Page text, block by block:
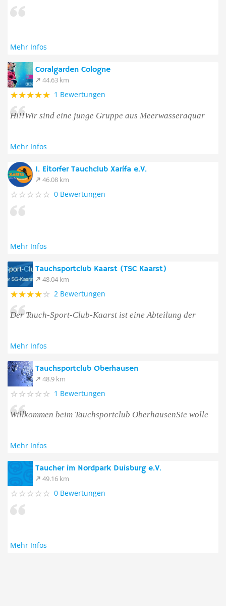
Mehr Infos
Coralgarden Cologne
44.63 km
1 Bewertungen
Hi!!Wir sind eine junge Gruppe aus Meerwasseraquar
Mehr Infos
1. Eitorfer Tauchclub Xarifa e.V.
46.08 km
0 Bewertungen
Mehr Infos
Tauchsportclub Kaarst (TSC Kaarst)
48.04 km
2 Bewertungen
Der Tauch-Sport-Club-Kaarst ist eine Abteilung der
Mehr Infos
Tauchsportclub Oberhausen
48.9 km
1 Bewertungen
Willkommen beim Tauchsportclub OberhausenSie wolle
Mehr Infos
Taucher im Nordpark Duisburg e.V.
49.16 km
0 Bewertungen
Mehr Infos